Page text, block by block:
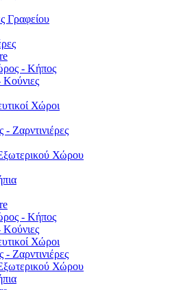
Γραφείου
- Κήπος
Χώροι
- Ζαρντινιέρες
Χώρου
- Κήπος
Χώροι
- Ζαρντινιέρες
Χώρου